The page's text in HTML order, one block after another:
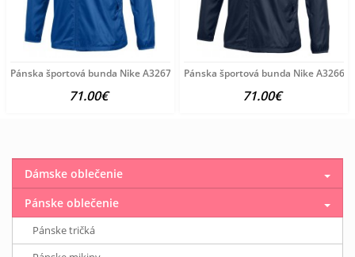
Pánska športová bunda Nike A3267
71.00€
Pánska športová bunda Nike A3266
71.00€
Dámske oblečenie
Pánske oblečenie
Pánske tričká